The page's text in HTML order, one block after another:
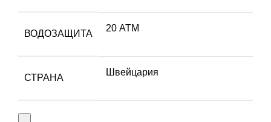
ВОДОЗАЩИТА
20 АТМ
СТРАНА
Швейцария